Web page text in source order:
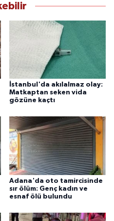
İstanbul'da akılalmaz olay:
Matkaptan seken vida
gözüne kaçtı
Adana'da oto tamircisinde
sır ölüm: Genç kadın ve
esnaf ölü bulundu